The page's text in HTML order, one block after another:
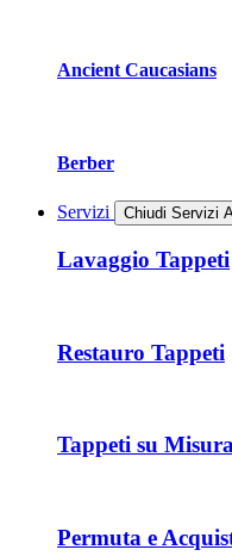
Ancient Caucasians
Berber
Servizi Chiudi Servizi
Lavaggio Tappeti
Restauro Tappeti
Tappeti su
Permuta e